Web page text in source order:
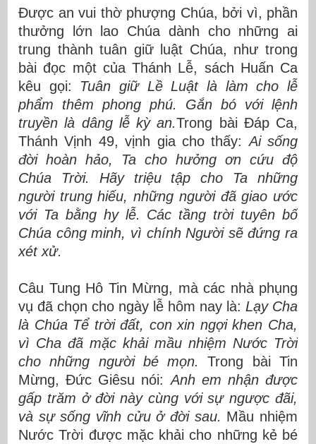
Được an vui thờ phượng Chúa, bởi vì, phần
thưởng lớn lao Chúa dành cho những ai
trung thành tuân giữ luật Chúa, như trong
bài đọc một của Thánh Lễ, sách Huấn Ca
kêu gọi: Tuân giữ Lề Luật là làm cho lễ
phẩm thêm phong phú. Gắn bó với lệnh
truyền là dâng lễ kỳ an.Trong bài Đáp Ca,
Thánh Vịnh 49, vịnh gia cho thấy:Ai sống
đời hoàn hảo, Ta cho hưởng ơn cứu độ
Chúa Trời. Hãy triệu tập cho Ta những
người trung hiếu, những người đã giao ước
với Ta bằng hy lễ. Các tầng trời tuyên bố
Chúa công minh, vì chính Người sẽ đứng ra
xét xử.
Câu Tung Hô Tin Mừng, mà các nhà phụng
vụ đã chọn cho ngày lễ hôm nay là: Lạy Cha
là Chúa Tể trời đất, con xin ngợi khen Cha,
vì Cha đã mặc khải mầu nhiệm Nước Trời
cho những người bé mọn.Trong bài Tin
Mừng, Đức Giêsu nói:Anh em nhận được
gấp trăm ở đời này cùng với sự ngược đãi,
và sự sống vĩnh cửu ở đời sau. Mầu nhiệm
Nước Trời được mặc khải cho những kẻ bé